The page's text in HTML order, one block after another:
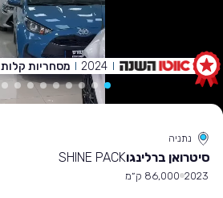
2024 מסחריות קלות
נתניה
סיטרואן ברלינגוSHINE PACK
2023 86,000 ק״מ